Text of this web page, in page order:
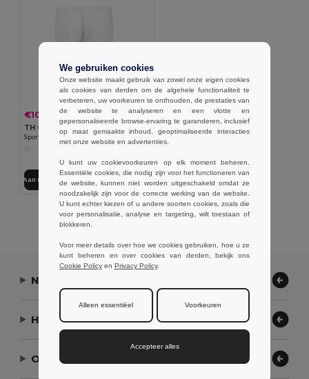
€10.80 €14.57 -26%
TH Clothes 30299
Sportshorts voor volwassenen
Aan winkelwagen toevoegen
Alle Producten Tonen.
Neem contact op
Hulp nodig?
Ons bedrijf
We gebruiken cookies
Onze website maakt gebruik van zowel onze eigen cookies
als cookies van derden om de algehele functionaliteit te
verbeteren, uw voorkeuren te onthouden, de prestaties van
de website te analyseren en een vlotte en
gepersonaliseerde browse-ervaring te garanderen, inclusief
op maat gemaakte inhoud, geoptimaliseerde interacties
met onze website en advertenties.
U kunt uw cookievoorkeuren op elk moment beheren.
Essentiële cookies, die nodig zijn voor het functioneren van
de website, kunnen niet worden uitgeschakeld omdat ze
noodzakelijk zijn voor de correcte werking van de website.
U kunt echter kiezen of u andere soorten cookies, zoals die
voor personalisatie, analyse en targeting, wilt toestaan of
blokkeren.
Voor meer details over hoe we cookies gebruiken, hoe u ze
kunt beheren en over cookies van derden, bekijk ons
Cookie Policy en Privacy Policy.
Alleen essentiëel Voorkeuren
Accepteer alles